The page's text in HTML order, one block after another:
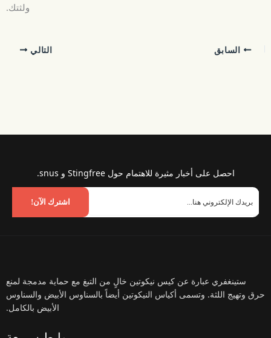
ولثتك.
السابق التالي
احصل على أخبار مثيرة للاهتمام حول Stingfree و snus.
اشترك الآن!
ستينغفري عبارة عن كيس نيكوتين خالٍ من التبغ مع حماية مدمجة لمنع
حرق وتهيج اللثة. وتسمى أكياس النيكوتين أيضاً بالسناوس الأبيض والسناوس
الأبيض بالكامل.